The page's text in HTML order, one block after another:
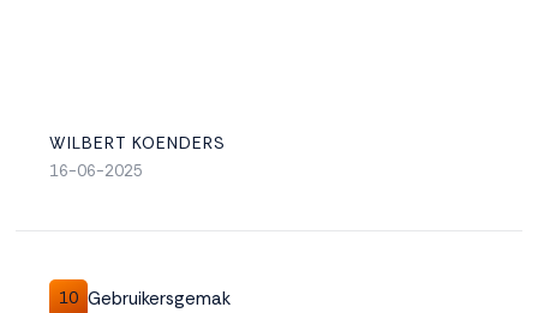
WILBERT KOENDERS
16-06-2025
10 Gebruikersgemak